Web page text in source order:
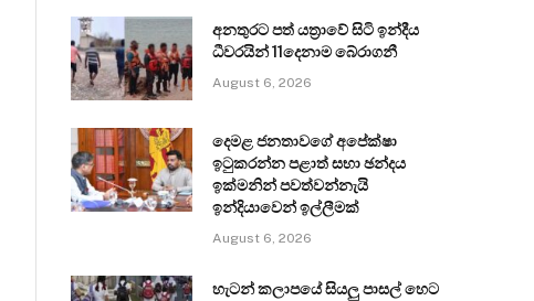
අනතුරට පත් යත්‍රාවේ සිටි ඉන්දීය
ධීවරයින් 11දෙනාම බේරාගනී
August 6, 2026
දෙමළ ජනතාවගේ අපේක්ෂා
ඉටුකරන්න පළාත් සභා ඡන්දය
ඉක්මනින් පවත්වන්නැයි
ඉන්දියාවෙන් ඉල්ලීමක්
August 6, 2026
හැටන් කලාපයේ සියලු පාසල් හෙට